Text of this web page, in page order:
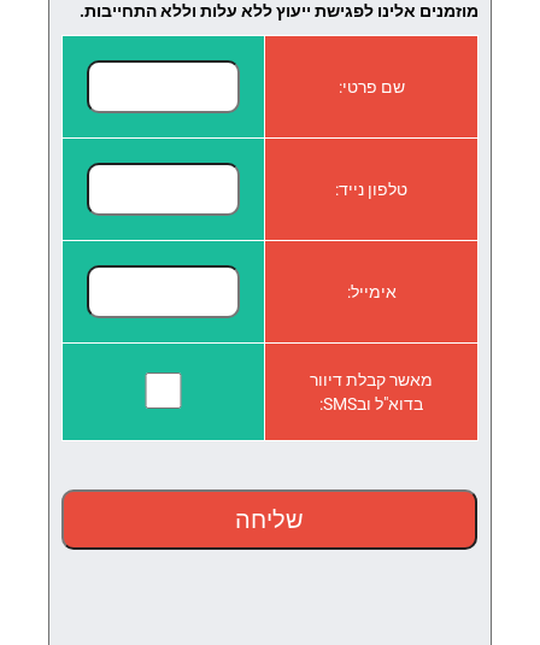
מוזמנים אלינו לפגישת ייעוץ ללא עלות וללא התחייבות.
שם פרטי:
טלפון נייד:
אימייל:
מאשר קבלת דיוור
בדוא"ל ובSMS: